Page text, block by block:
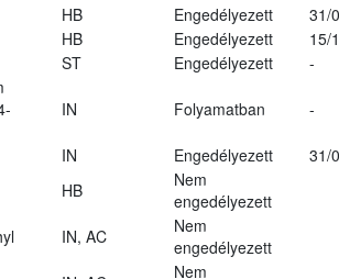
HB Engedélyezett
31/
HB Engedélyezett
15/
ST Engedélyezett
-
IN Folyamatban -
IN Engedélyezett
31/
HB
Nem
engedélyezett
IN, AC
Nem
engedélyezett
Nem